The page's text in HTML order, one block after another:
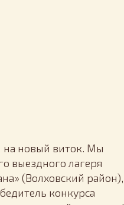
на новый виток. Мы
выездного лагеря
(Волховский район),
конкурса